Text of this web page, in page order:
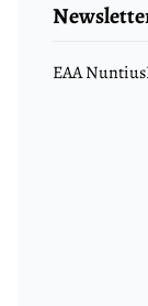
EAA Nuntius